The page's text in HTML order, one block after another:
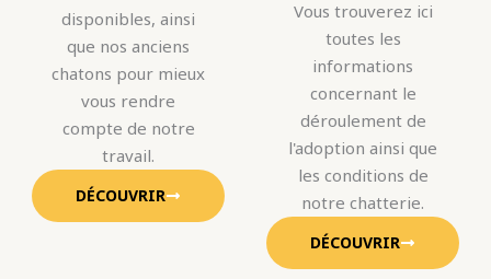
disponibles, ainsi
que nos anciens
chatons pour mieux
vous rendre
compte de notre
travail.
DÉCOUVRIR
Vous trouverez ici
toutes les
informations
concernant le
déroulement de
l'adoption ainsi que
les conditions de
notre chatterie.
DÉCOUVRIR